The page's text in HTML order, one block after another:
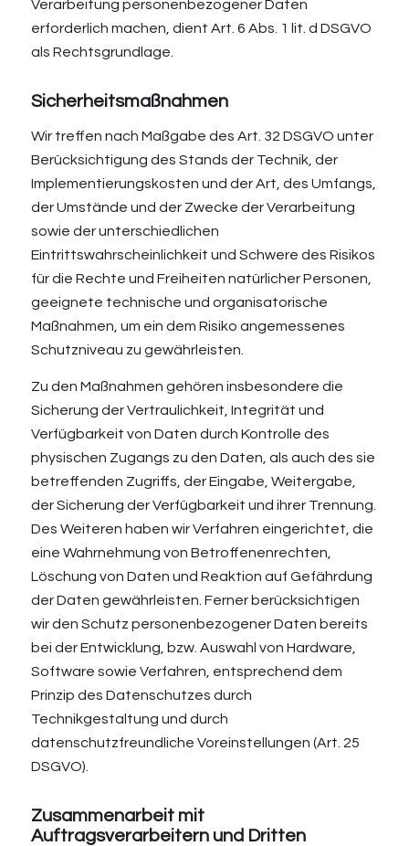
Verarbeitung personenbezogener Daten
erforderlich machen, dient Art. 6 Abs. 1 lit. d DSGVO
als Rechtsgrundlage.
Sicherheitsmaßnahmen
Wir treffen nach Maßgabe des Art. 32 DSGVO unter
Berücksichtigung des Stands der Technik, der
Implementierungskosten und der Art, des Umfangs,
der Umstände und der Zwecke der Verarbeitung
sowie der unterschiedlichen
Eintrittswahrscheinlichkeit und Schwere des Risikos
für die Rechte und Freiheiten natürlicher Personen,
geeignete technische und organisatorische
Maßnahmen, um ein dem Risiko angemessenes
Schutzniveau zu gewährleisten.
Zu den Maßnahmen gehören insbesondere die
Sicherung der Vertraulichkeit, Integrität und
Verfügbarkeit von Daten durch Kontrolle des
physischen Zugangs zu den Daten, als auch des sie
betreffenden Zugriffs, der Eingabe, Weitergabe,
der Sicherung der Verfügbarkeit und ihrer Trennung.
Des Weiteren haben wir Verfahren eingerichtet, die
eine Wahrnehmung von Betroffenenrechten,
Löschung von Daten und Reaktion auf Gefährdung
der Daten gewährleisten. Ferner berücksichtigen
wir den Schutz personenbezogener Daten bereits
bei der Entwicklung, bzw. Auswahl von Hardware,
Software sowie Verfahren, entsprechend dem
Prinzip des Datenschutzes durch
Technikgestaltung und durch
datenschutzfreundliche Voreinstellungen (Art. 25
DSGVO).
Zusammenarbeit mit
Auftragsverarbeitern und Dritten